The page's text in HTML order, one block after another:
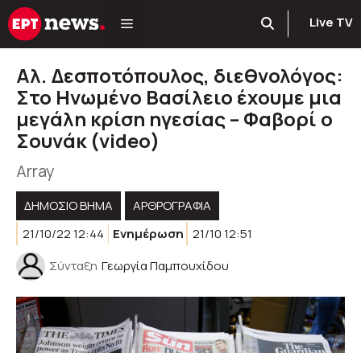
Μετάβαση
σε
Live TV
Aλ. Δεσποτόπουλος, διεθνολόγος:
Στο Ηνωμένο Βασίλειο έχουμε μια
μεγάλη κρίση ηγεσίας – Φαβορί ο
Σουνάκ (video)
Array
ΔΗΜΟΣΙΟ ΒΗΜΑ
ΑΡΘΡΟΓΡΑΦΊΑ
21/10/22 12:44
Ενημέρωση 21/10 12:51
Σύνταξη Γεωργία Παμπουχίδου